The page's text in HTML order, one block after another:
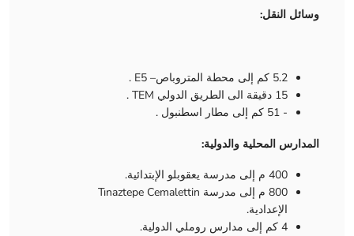
وسائل النقل:
5.2 كم إلى محطة المتروباص– E5 .
15 دقيقة الى الطريق الدولي TEM .
- 51 كم إلى مطار اسطنبول .
المدارس المحلية والدولية:
400 م إلى مدرسة يعقوبلو الإبتدائية.
800 م إلى مدرسة Tınaztepe Cemalettin
الإعدادية.
4 كم إلى مدارس روملي الدولية.